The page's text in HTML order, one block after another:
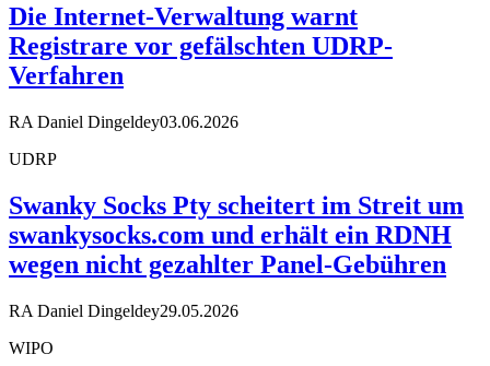
Die Internet-Verwaltung warnt
Registrare vor gefälschten UDRP-
Verfahren
RA Daniel Dingeldey03.06.2026
UDRP
Swanky Socks Pty scheitert im Streit um
swankysocks.com und erhält ein RDNH
wegen nicht gezahlter Panel-Gebühren
RA Daniel Dingeldey29.05.2026
WIPO